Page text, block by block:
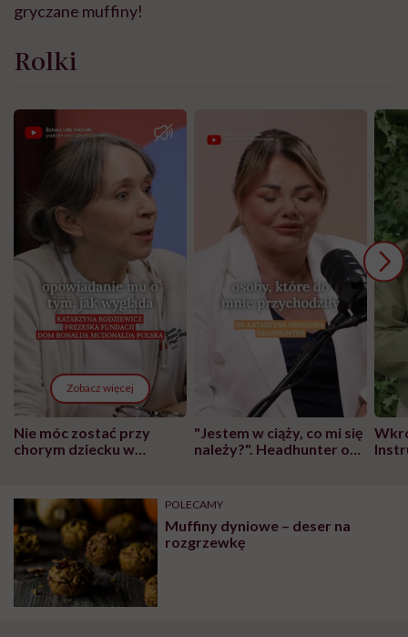
gryczane muffiny!
Rolki
Zobacz więcej
Nie móc zostać przy
chorym dziecku w
może chyba tylko
głupota i brak
wyobraźni"
"Jestem w ciąży, co mi się
należy?". Headhunter o
pracy
POLECAMY
Muffiny dyniowe – deser na
rozgrzewkę